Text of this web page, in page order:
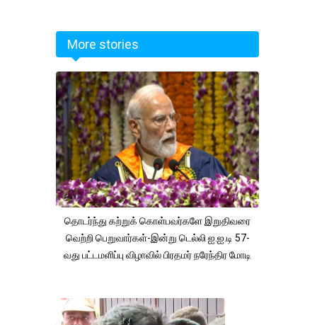
More stories
தொடர்ந்து கற்றுக் கொள்பவர்களே இறுதிவரை
வெற்றி பெறுவார்கள்-இன்று டெல்லி ஐ.ஐ.டி 57-
வது பட்டமளிப்பு விழாவில் பிரதமர் நரேந்திர மோடி